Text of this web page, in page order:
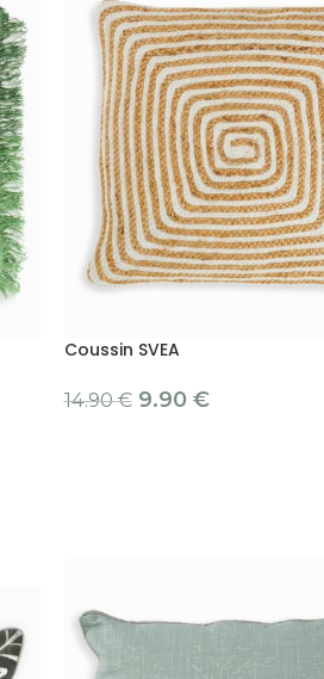
Coussin SVEA
14.90€ 9.90 €